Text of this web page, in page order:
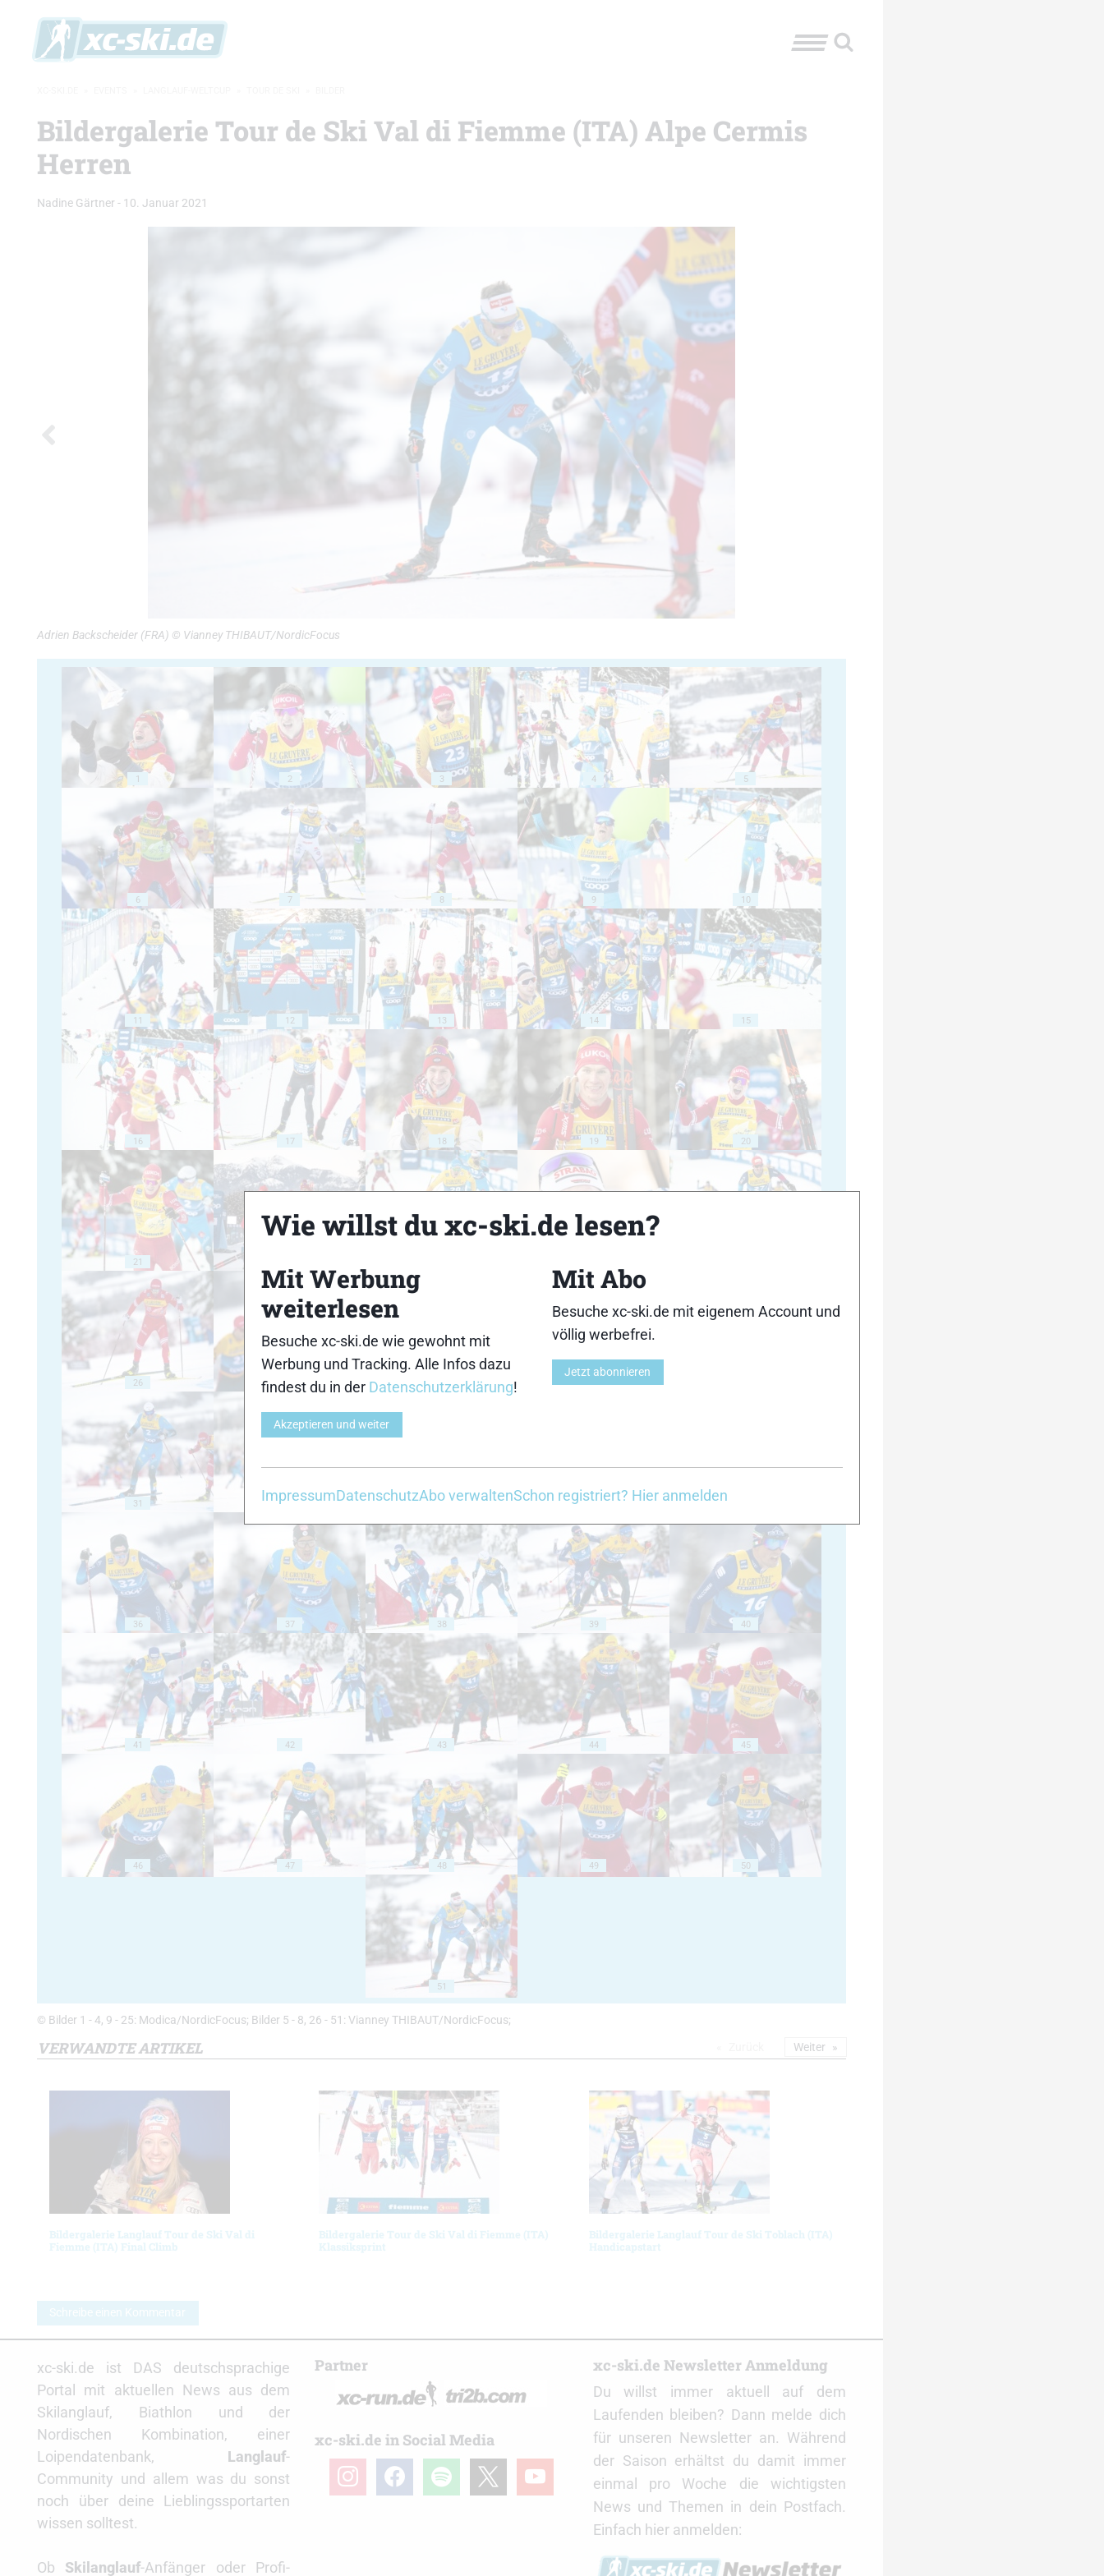
Bildergalerie Tour de Ski Val di Fiemme (ITA) Alpe Cermis
Herren
Nadine Gärtner - 10. Januar 2021
Adrien Backscheider (FRA) © Vianney THIBAUT/NordicFocus
1 2 3 4 5
6 7 8 9 10
11 12 13 14 15
16 17 18 19 20
21
26 27 28 29
31 32 33 34
36 37 38 39 40
41 42 43 44 45
46 47 48 49 50
51
© Bilder 1 - 4, 9 - 25: Modica/NordicFocus; Bilder 5 - 8, 26 - 51: Vianney THIBAUT/NordicFocus;
VERWANDTE ARTIKEL
Bildergalerie Langlauf Tour de Ski Val di
Fiemme (ITA) Final Climb
Bildergalerie Tour de Ski Val di Fiemme (ITA)
Klassiksprint
Bildergalerie Langlauf Tour de Ski Toblach (ITA)
Handicapstart
Weiter
Schreibe einen Kommentar
xc-ski.de ist DAS deutschsprachige
Portal mit aktuellen News aus dem
Skilanglauf, Biathlon und der
Nordischen Kombination, einer
Loipendatenbank, Langlauf-
Community und allem was du sonst
noch über deine Lieblingssportarten
wissen solltest.
Ob Skilanglauf-Anfänger oder Profi-
Partner
xc-ski.de in Social Media
instagramfacebookspotify youtube
xc-ski.de Newsletter Anmeldung
Du willst immer aktuell auf dem
Laufenden bleiben? Dann melde dich
für unseren Newsletter an. Während
der Saison erhältst du damit immer
einmal pro Woche die wichtigsten
News und Themen in dein Postfach.
Einfach hier anmelden:
Wie willst du xc-ski.de lesen?
Mit Werbung
weiterlesen
Besuche xc-ski.de wie gewohnt mit
Werbung und Tracking. Alle Infos dazu
findest du in der Datenschutzerklärung!
Akzeptieren und weiter
Mit Abo
Besuche xc-ski.de mit eigenem Account und
völlig werbefrei.
Jetzt abonnieren
ImpressumDatenschutzAbo verwaltenSchon registriert? Hier anmelden